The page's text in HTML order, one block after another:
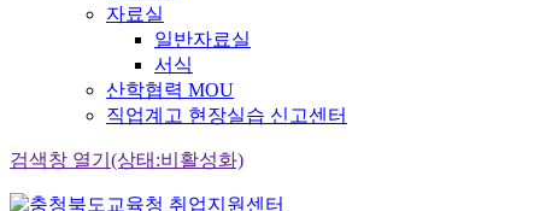
자료실
일반자료실
서식
산학협력 MOU
직업계고 현장실습 신고센터
검색창 열기(상태:비활성화)